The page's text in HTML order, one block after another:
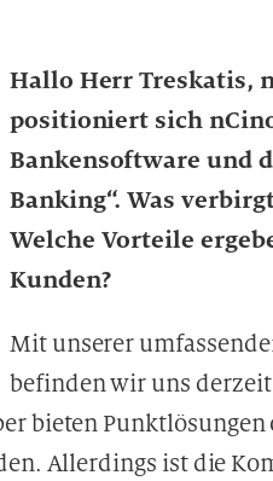
Hallo Herr Treskatis,
positioniert sich
Bankensoftware und
Banking“. Was
Welche Vorteile
Kunden?
Mit unserer
befinden wir uns
bieten Punktlösungen
Allerdings ist die